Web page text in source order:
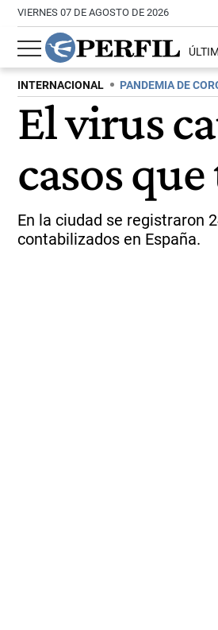
VIERNES 07 DE AGOSTO DE 2026
INTERNACIONAL PANDEMIA DE
El virus
casos
En la ciudad se registraron
contabilizados en España.